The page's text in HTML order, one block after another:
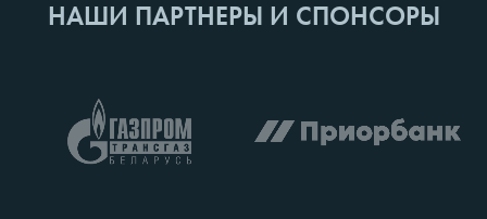
НАШИ ПАРТНЕРЫ И СПОНСОРЫ